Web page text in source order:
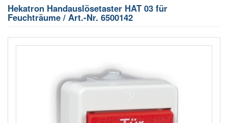
Hekatron Handauslösetaster HAT 03 für
Feuchträume / Art.-Nr. 6500142